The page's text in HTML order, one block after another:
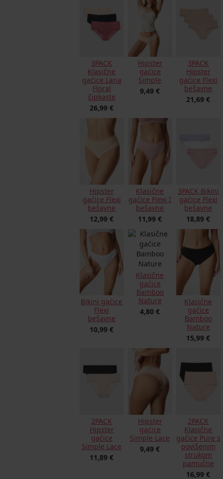
3PACK
Klasične
gaćice Lana
Floral
čipkaste
26,99 €
Hipster
gaćice
Simple
9,49 €
3PACK
Hipster
gaćice Flexi
bešavne
21,69 €
Hipster
gaćice Flexi
bešavne
12,99 €
Klasične
gaćice Flexi I
bešavne
11,99 €
3PACK Bikini
gaćice Flexi
bešavne
18,89 €
Bikini gaćice
Flexi
bešavne
10,99 €
Klasične
gaćice
Bamboo
Nature
4,80 €
Klasične
gaćice
Bamboo
Nature
15,99 €
2PACK
Hipster
gaćice
Simple Lace
11,89 €
Hipster
gaćice
Simple Lace
9,49 €
2PACK
Klasične
gaćice Pure s
povišenim
strukom
pamučne
16,99 €